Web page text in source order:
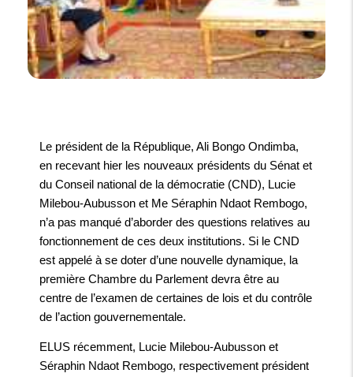
Le président de la République, Ali Bongo Ondimba,
en recevant hier les nouveaux présidents du Sénat et
du Conseil national de la démocratie (CND), Lucie
Milebou-Aubusson et Me Séraphin Ndaot Rembogo,
n’a pas manqué d’aborder des questions relatives au
fonctionnement de ces deux institutions. Si le CND
est appelé à se doter d’une nouvelle dynamique, la
première Chambre du Parlement devra être au
centre de l’examen de certaines de lois et du contrôle
de l’action gouvernementale.
ELUS récemment, Lucie Milebou-Aubusson et
Séraphin Ndaot Rembogo, respectivement président